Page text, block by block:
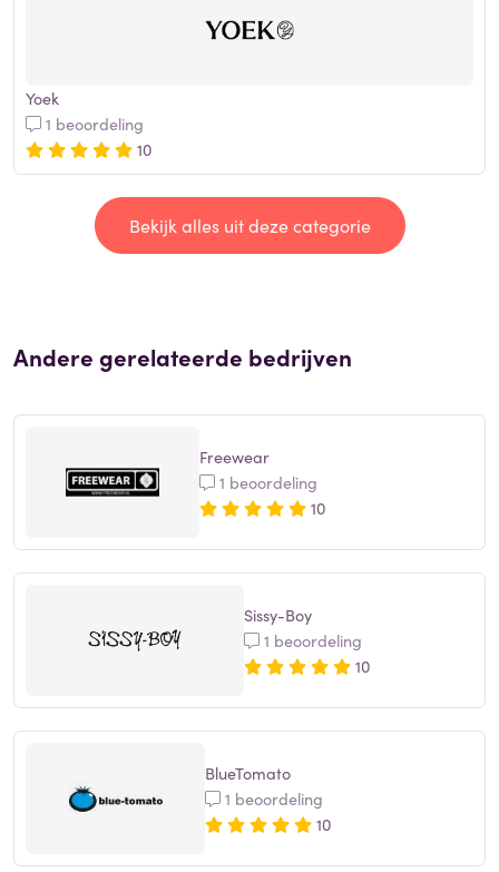
Yoek
1 beoordeling
10
Bekijk alles uit deze categorie
Andere gerelateerde bedrijven
Freewear
1 beoordeling
10
Sissy-Boy
1 beoordeling
10
BlueTomato
1 beoordeling
10